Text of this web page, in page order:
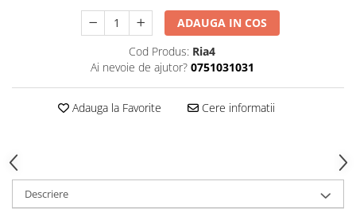
ADAUGA IN COS
Cod Produs: Ria4
Ai nevoie de ajutor? 0751031031
Adauga la Favorite Cere informatii
Descriere